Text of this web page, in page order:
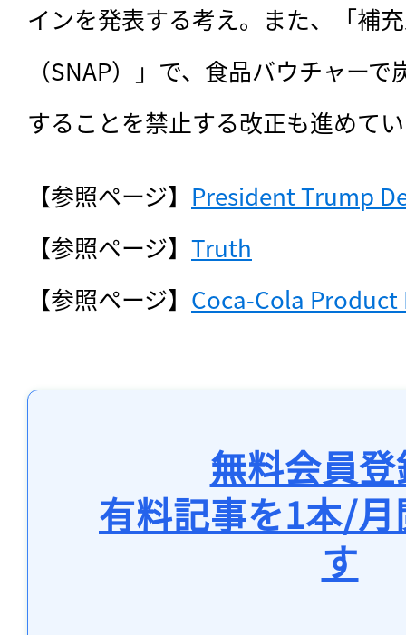
インを発表する考え。また、「補
（SNAP）」で、食品バウチャー
することを禁止する改正も進めて
【参照ページ】 President Trump
【参照ページ】 Truth
【参照ページ】 Coca‑Cola Product
無料会員
有料記事を1本/
す